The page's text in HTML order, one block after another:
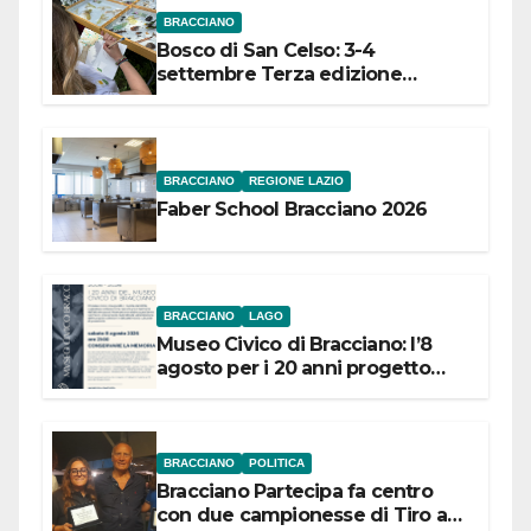
BRACCIANO
Bosco di San Celso: 3-4
settembre Terza edizione
BRACCIANO REGIONE LAZIO
Faber School Bracciano 2026
BRACCIANO LAGO
Museo Civico di Bracciano: l’8
agosto per i 20 anni progetto
BRACCIANO POLITICA
Bracciano Partecipa fa centro
con due campionesse di Tiro a